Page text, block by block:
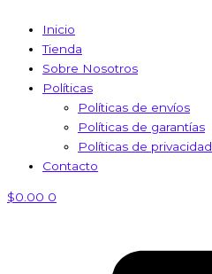
Inicio
Tienda
Sobre Nosotros
Políticas
Políticas de envíos
Políticas de garantías
Políticas de privacidad
Contacto
$0.00 0